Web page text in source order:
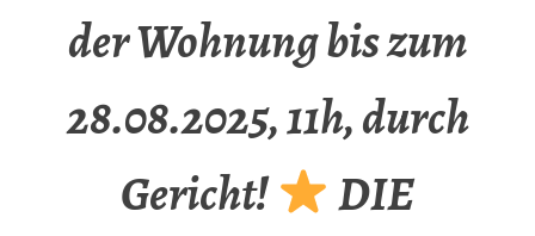
der Wohnung bis zum
28.08.2025, 11h, durch
Gericht!
DIE